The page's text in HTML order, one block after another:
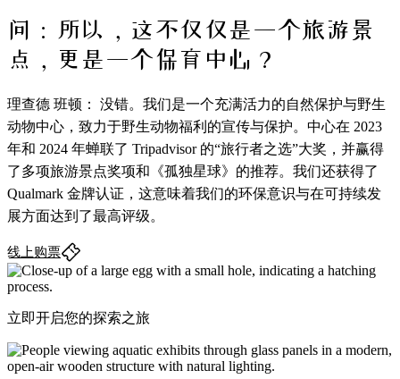
问：所以，这不仅仅是一个旅游景
点，更是一个保育中心 ？
理查德 班顿： 没错。我们是一个充满活力的自然保护与野生
动物中心，致力于野生动物福利的宣传与保护。中心在 2023
年和 2024 年蝉联了 Tripadvisor 的“旅行者之选”大奖，并赢得
了多项旅游景点奖项和《孤独星球》的推荐。我们还获得了
Qualmark 金牌认证，这意味着我们的环保意识与在可持续发
展方面达到了最高评级。
线上购票
立即开启您的探索之旅